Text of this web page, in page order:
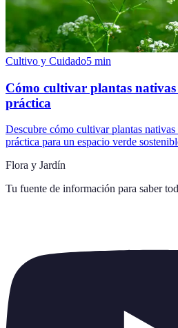
Cultivo y Cuidado5 min
Cómo cultivar plantas
práctica
Descubre cómo cultivar plantas
práctica para un espacio verde
Flora y Jardín
Tu fuente de información para saber